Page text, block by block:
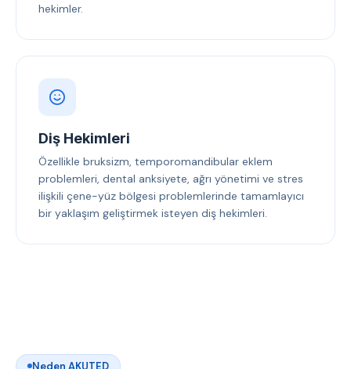
hekimler.
Diş Hekimleri
Özellikle bruksizm, temporomandibular eklem
problemleri, dental anksiyete, ağrı yönetimi ve stres
ilişkili çene-yüz bölgesi problemlerinde tamamlayıcı
bir yaklaşım geliştirmek isteyen diş hekimleri.
Neden AKUTED